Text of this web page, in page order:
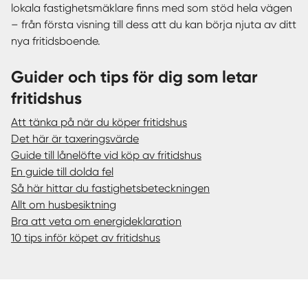
lokala fastighetsmäklare finns med som stöd hela vägen
– från första visning till dess att du kan börja njuta av ditt
nya fritidsboende.
Guider och tips för dig som letar
fritidshus
Att tänka på när du köper fritidshus
Det här är taxeringsvärde
Guide till lånelöfte vid köp av fritidshus
En guide till dolda fel
Så här hittar du fastighetsbeteckningen
Allt om husbesiktning
Bra att veta om energideklaration
10 tips inför köpet av fritidshus